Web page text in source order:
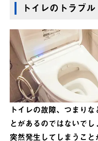
トイレのトラブル
トイレの故障、つまり
とがあるのではないでし
突然発生してしまうこと